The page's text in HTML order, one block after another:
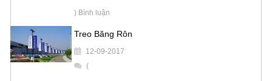
) Bình luận
Treo Băng Rôn
12-09-2017
(